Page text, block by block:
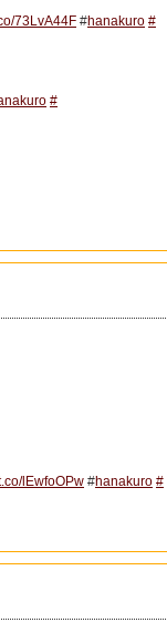
73LvA44F #hanakuro #
#
lEwfoOPw #hanakuro #